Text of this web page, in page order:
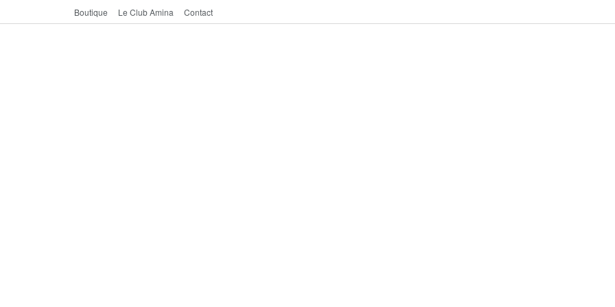
Boutique Le Club Amina Contact